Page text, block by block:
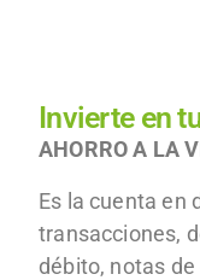
Invierte en
AHORRO A LA
Es la cuenta en
transacciones,
débito, notas